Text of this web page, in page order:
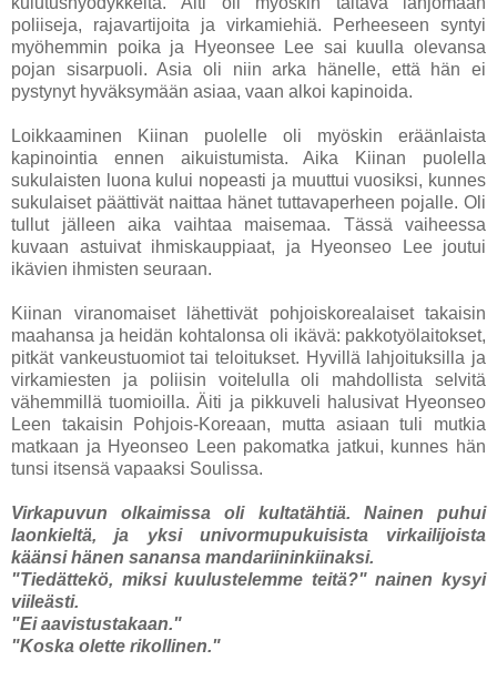
poliiseja, rajavartijoita ja virkamiehiä. Perheeseen syntyi
myöhemmin poika ja Hyeonsee Lee sai kuulla olevansa
pojan sisarpuoli. Asia oli niin arka hänelle, että hän ei
pystynyt hyväksymään asiaa, vaan alkoi kapinoida.
Loikkaaminen Kiinan puolelle oli myöskin eräänlaista
kapinointia ennen aikuistumista. Aika Kiinan puolella
sukulaisten luona kului nopeasti ja muuttui vuosiksi, kunnes
sukulaiset päättivät naittaa hänet tuttavaperheen pojalle. Oli
tullut jälleen aika vaihtaa maisemaa. Tässä vaiheessa
kuvaan astuivat ihmiskauppiaat, ja Hyeonseo Lee joutui
ikävien ihmisten seuraan.
Kiinan viranomaiset lähettivät pohjoiskorealaiset takaisin
maahansa ja heidän kohtalonsa oli ikävä: pakkotyölaitokset,
pitkät vankeustuomiot tai teloitukset. Hyvillä lahjoituksilla ja
virkamiesten ja poliisin voitelulla oli mahdollista selvitä
vähemmillä tuomioilla. Äiti ja pikkuveli halusivat Hyeonseo
Leen takaisin Pohjois-Koreaan, mutta asiaan tuli mutkia
matkaan ja Hyeonseo Leen pakomatka jatkui, kunnes hän
tunsi itsensä vapaaksi Soulissa.
Virkapuvun olkaimissa oli kultatähtiä. Nainen puhui
laonkieltä, ja yksi univormupukuisista virkailijoista
käänsi hänen sanansa mandariininkiinaksi.
"Tiedättekö, miksi kuulustelemme teitä?" nainen kysyi
viileästi.
"Ei aavistustakaan."
"Koska olette rikollinen."